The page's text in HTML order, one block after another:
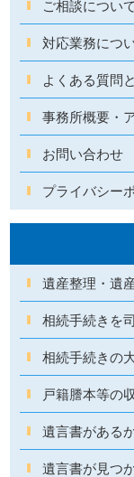
ご相談について
対応業務につ
よくある質問
事務所概要・
お問い合わせ
プライバシー
遺産整理・遺
相続手続きを
相続手続きの
戸籍謄本等の
遺言書がある
遺言書が見つ